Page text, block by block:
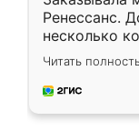
Ренессанс.
несколько
эту. Сначала
приехал
и снял
Читать